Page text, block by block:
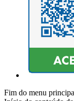
Fim do menu